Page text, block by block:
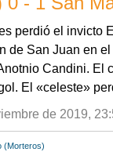
perdió el invicto
de San Juan en
Candini. El
El «celeste»
de 2019,
(Morteros)